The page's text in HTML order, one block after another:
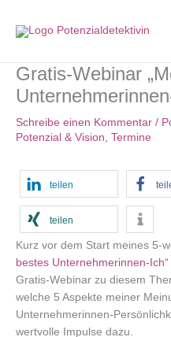
Inhalt
Gratis-Webinar
Schreibe einen Kommentar /
Potenzial & Vision, Termine
teilen
teilen
Kurz vor dem Start meines 5-
bestes Unternehmerinnen-Ich“
Gratis-Webinar zu diesem
welche 5 Aspekte meiner
Unternehmerinnen-
wertvolle Impulse dazu.